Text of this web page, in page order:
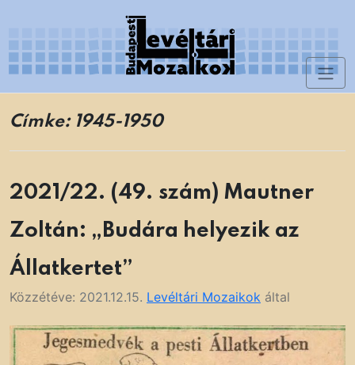
content
Címke: 1945-1950
2021/22. (49. szám) Mautner
Zoltán: „Budára helyezik az
Állatkertet”
Közzétéve: 2021.12.15. Levéltári Mozaikok által